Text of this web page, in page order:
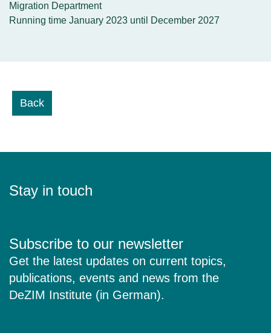
Migration Department
Running time January 2023 until December 2027
Back
Stay in touch
Subscribe to our newsletter
Get the latest updates on current topics,
publications, events and news from the
DeZIM Institute (in German).